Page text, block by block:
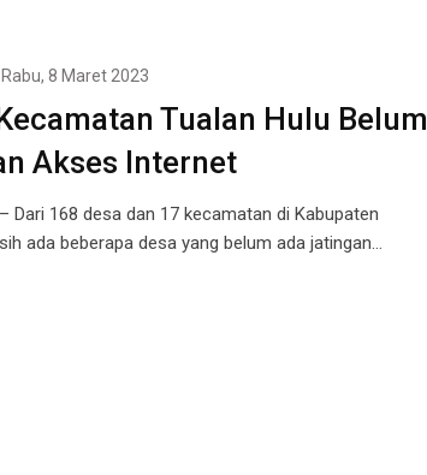
Rabu, 8 Maret 2023
Tualan Hulu Belum
Akses Internet
Dari 168 desa dan 17 kecamatan di Kabupaten
ada beberapa desa yang belum ada jatingan…